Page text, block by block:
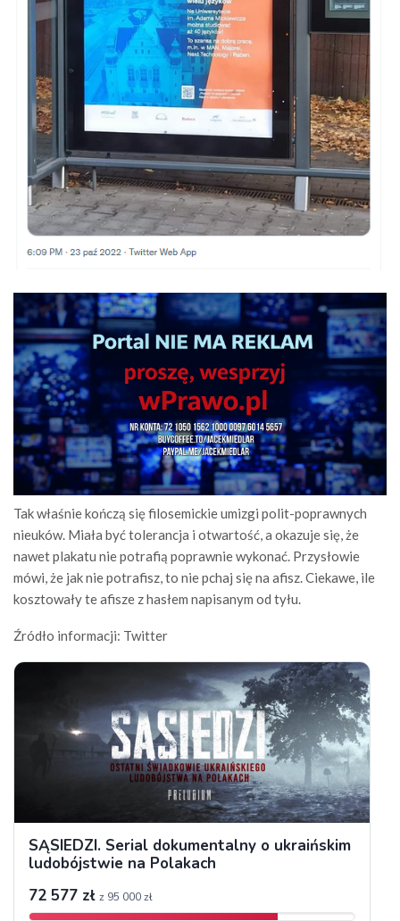
Tak właśnie kończą się filosemickie umizgi polit-poprawnych
nieuków. Miała być tolerancja i otwartość, a okazuje się, że
nawet plakatu nie potrafią poprawnie wykonać. Przysłowie
mówi, że jak nie potrafisz, to nie pchaj się na afisz. Ciekawe, ile
kosztowały te afisze z hasłem napisanym od tyłu.
Źródło informacji: Twitter